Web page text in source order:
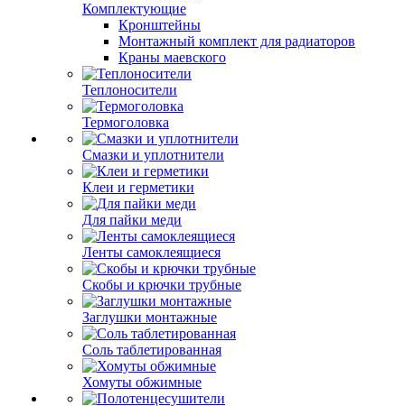
Комплектующие
Кронштейны
Монтажный комплект для радиаторов
Краны маевского
Теплоносители
Термоголовка
Смазки и уплотнители
Клеи и герметики
Для пайки меди
Ленты самоклеящиеся
Скобы и крючки трубные
Заглушки монтажные
Соль таблетированная
Хомуты обжимные